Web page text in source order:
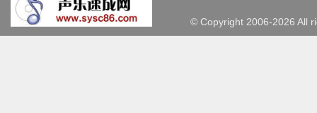
©Copyright 2006-2026 All